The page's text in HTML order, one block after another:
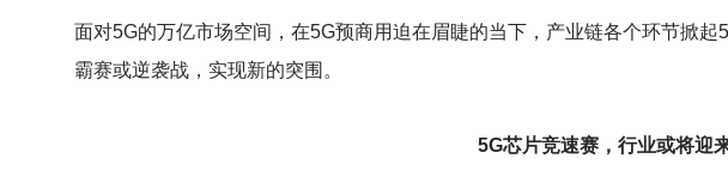
面对5G的万亿市场空间，在5G预商用迫在眉睫的当下，产业链各个环节掀
霸赛或逆袭战，实现新的突围。
5G芯片竞速赛，行业或将迎